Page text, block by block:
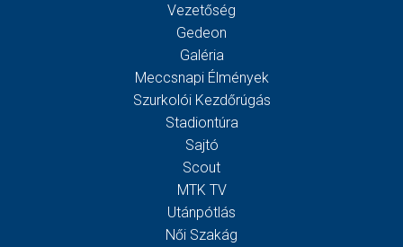
Vezetőség
Gedeon
Galéria
Meccsnapi Élmények
Szurkolói Kezdőrúgás
Stadiontúra
Sajtó
Scout
MTK TV
Utánpótlás
Női Szakág